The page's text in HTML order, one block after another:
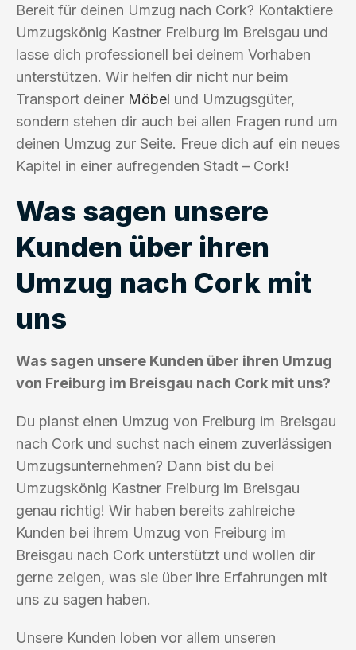
Bereit für deinen Umzug nach Cork? Kontaktiere
Umzugskönig Kastner Freiburg im Breisgau und
lasse dich professionell bei deinem Vorhaben
unterstützen. Wir helfen dir nicht nur beim
Transport deiner Möbel und Umzugsgüter,
sondern stehen dir auch bei allen Fragen rund um
deinen Umzug zur Seite. Freue dich auf ein neues
Kapitel in einer aufregenden Stadt – Cork!
Was sagen unsere
Kunden über ihren
Umzug nach Cork mit
uns
Was sagen unsere Kunden über ihren Umzug
von Freiburg im Breisgau nach Cork mit uns?
Du planst einen Umzug von Freiburg im Breisgau
nach Cork und suchst nach einem zuverlässigen
Umzugsunternehmen? Dann bist du bei
Umzugskönig Kastner Freiburg im Breisgau
genau richtig! Wir haben bereits zahlreiche
Kunden bei ihrem Umzug von Freiburg im
Breisgau nach Cork unterstützt und wollen dir
gerne zeigen, was sie über ihre Erfahrungen mit
uns zu sagen haben.
Unsere Kunden loben vor allem unseren